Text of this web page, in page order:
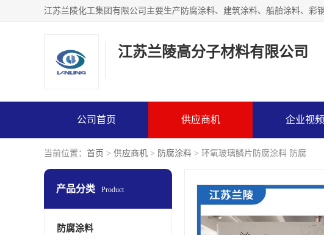
江苏兰陵高分子材料有限公司
公司首页 供应商机 企业视频
当前位置： 首页 > 供应商机 > 防腐涂料 > 环氧玻璃鳞片防腐涂料 防腐
产品分类 Product
防腐涂料